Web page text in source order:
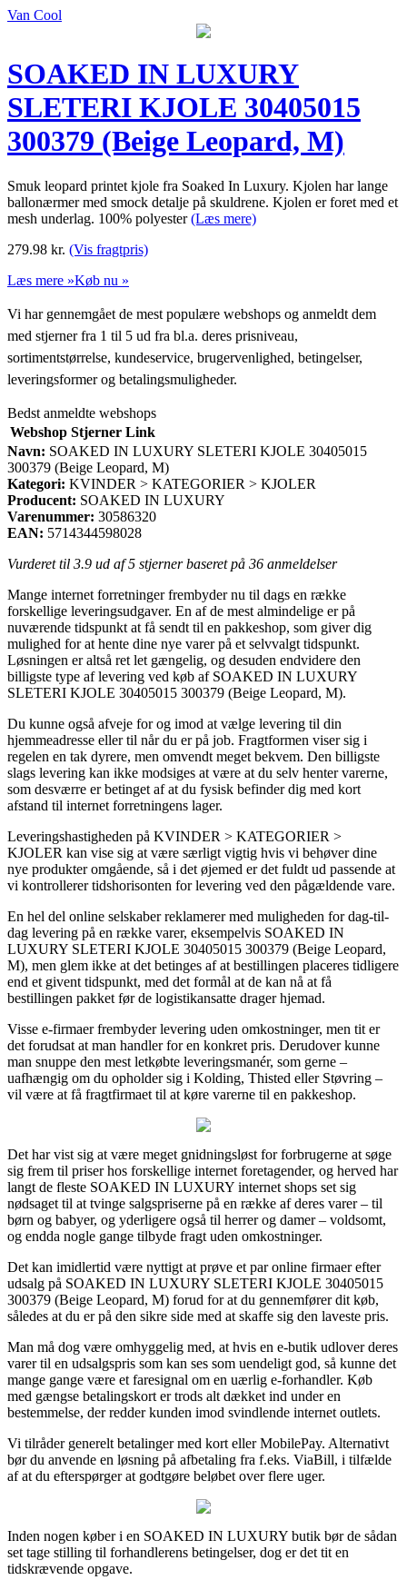
Van Cool
SOAKED IN LUXURY
SLETERI KJOLE 30405015
300379 (Beige Leopard, M)
Smuk leopard printet kjole fra Soaked In Luxury. Kjolen har lange
ballonærmer med smock detalje på skuldrene. Kjolen er foret med et
mesh underlag. 100% polyester(Læs mere)
279.98 kr. (Vis fragtpris)
Læs mere »Køb nu »
Vi har gennemgået de mest populære webshops og anmeldt dem
med stjerner fra 1 til 5 ud fra bl.a. deres prisniveau,
sortimentstørrelse, kundeservice, brugervenlighed, betingelser,
leveringsformer og betalingsmuligheder.
Bedst anmeldte webshops
Webshop Stjerner Link
Navn: SOAKED IN LUXURY SLETERI KJOLE 30405015
300379 (Beige Leopard, M)
Kategori: KVINDER > KATEGORIER > KJOLER
Producent: SOAKED IN LUXURY
Varenummer: 30586320
EAN: 5714344598028
Vurderet til 3.9 ud af 5 stjerner baseret på 36 anmeldelser
Mange internet forretninger frembyder nu til dags en række
forskellige leveringsudgaver. En af de mest almindelige er på
nuværende tidspunkt at få sendt til en pakkeshop, som giver dig
mulighed for at hente dine nye varer på et selvvalgt tidspunkt.
Løsningen er altså ret let gængelig, og desuden endvidere den
billigste type af levering ved køb af SOAKED IN LUXURY
SLETERI KJOLE 30405015 300379 (Beige Leopard, M).
Du kunne også afveje for og imod at vælge levering til din
hjemmeadresse eller til når du er på job. Fragtformen viser sig i
regelen en tak dyrere, men omvendt meget bekvem. Den billigste
slags levering kan ikke modsiges at være at du selv henter varerne,
som desværre er betinget af at du fysisk befinder dig med kort
afstand til internet forretningens lager.
Leveringshastigheden på KVINDER > KATEGORIER >
KJOLER kan vise sig at være særligt vigtig hvis vi behøver dine
nye produkter omgående, så i det øjemed er det fuldt ud passende at
vi kontrollerer tidshorisonten for levering ved den pågældende vare.
En hel del online selskaber reklamerer med muligheden for dag-til-
dag levering på en række varer, eksempelvis SOAKED IN
LUXURY SLETERI KJOLE 30405015 300379 (Beige Leopard,
M), men glem ikke at det betinges af at bestillingen placeres tidligere
end et givent tidspunkt, med det formål at de kan nå at få
bestillingen pakket før de logistikansatte drager hjemad.
Visse e-firmaer frembyder levering uden omkostninger, men tit er
det forudsat at man handler for en konkret pris. Derudover kunne
man snuppe den mest letkøbte leveringsmanér, som gerne –
uafhængig om du opholder sig i Kolding, Thisted eller Støvring –
vil være at få fragtfirmaet til at køre varerne til en pakkeshop.
Det har vist sig at være meget gnidningsløst for forbrugerne at søge
sig frem til priser hos forskellige internet foretagender, og herved har
langt de fleste SOAKED IN LUXURY internet shops set sig
nødsaget til at tvinge salgspriserne på en række af deres varer – til
børn og babyer, og yderligere også til herrer og damer – voldsomt,
og endda nogle gange tilbyde fragt uden omkostninger.
Det kan imidlertid være nyttigt at prøve et par online firmaer efter
udsalg på SOAKED IN LUXURY SLETERI KJOLE 30405015
300379 (Beige Leopard, M) forud for at du gennemfører dit køb,
således at du er på den sikre side med at skaffe sig den laveste pris.
Man må dog være omhyggelig med, at hvis en e-butik udlover deres
varer til en udsalgspris som kan ses som uendeligt god, så kunne det
mange gange være et faresignal om en uærlig e-forhandler. Køb
med gængse betalingskort er trods alt dækket ind under en
bestemmelse, der redder kunden imod svindlende internet outlets.
Vi tilråder generelt betalinger med kort eller MobilePay. Alternativt
bør du anvende en løsning på afbetaling fra f.eks. ViaBill, i tilfælde
af at du efterspørger at godtgøre beløbet over flere uger.
Inden nogen køber i en SOAKED IN LUXURY butik bør de sådan
set tage stilling til forhandlerens betingelser, dog er det tit en
tidskrævende opgave.